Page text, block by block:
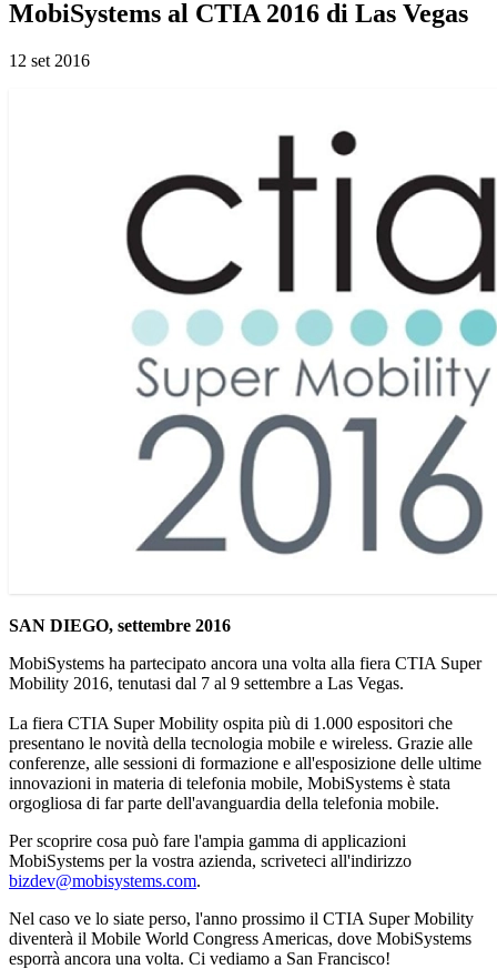
MobiSystems al CTIA 2016 di Las Vegas
12 set 2016
SAN DIEGO, settembre 2016
MobiSystems ha partecipato ancora una volta alla fiera CTIA Super
Mobility 2016, tenutasi dal 7 al 9 settembre a Las Vegas.
La fiera CTIA Super Mobility ospita più di 1.000 espositori che
presentano le novità della tecnologia mobile e wireless. Grazie alle
conferenze, alle sessioni di formazione e all'esposizione delle ultime
innovazioni in materia di telefonia mobile, MobiSystems è stata
orgogliosa di far parte dell'avanguardia della telefonia mobile.
Per scoprire cosa può fare l'ampia gamma di applicazioni
MobiSystems per la vostra azienda, scriveteci all'indirizzo
bizdev@mobisystems.com.
Nel caso ve lo siate perso, l'anno prossimo il CTIA Super Mobility
diventerà il Mobile World Congress Americas, dove MobiSystems
esporrà ancora una volta. Ci vediamo a San Francisco!